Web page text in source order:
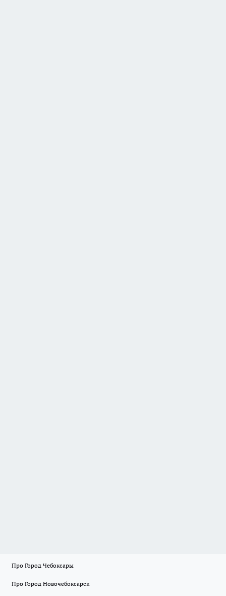
Про Город Чебоксары
Про Город Новочебоксарск